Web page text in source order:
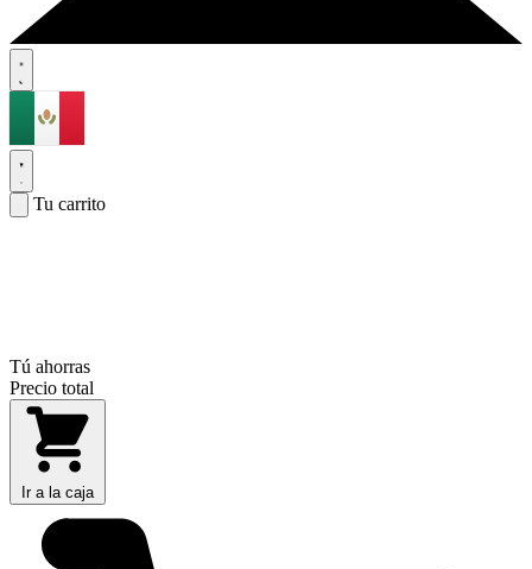
Tu carrito
Tú ahorras
Precio total
Ir a la caja